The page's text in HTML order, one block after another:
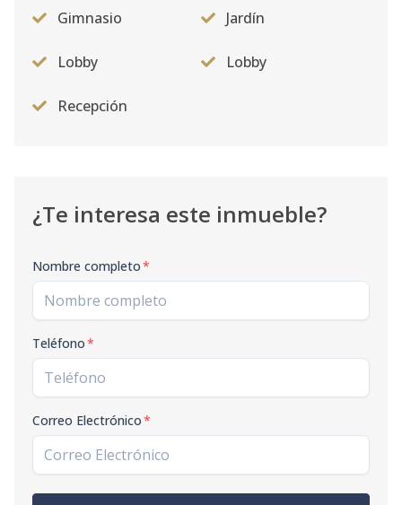
Gimnasio Jardín
Lobby Lobby
Recepción
¿Te interesa este inmueble?
Nombre completo*
Teléfono*
Correo Electrónico*